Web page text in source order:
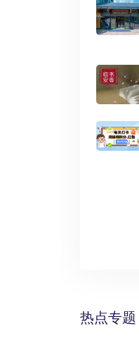
入开展“五个
动》：衣锦街
整治工程刷新进
临安有礼》：每
午10点开始！3
发，还有大红
入开展“五个
动》：万丽酒
目预计年底建成
热点专题